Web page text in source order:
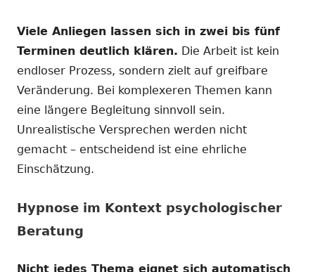
Viele Anliegen lassen sich in zwei bis fünf
Terminen deutlich klären. Die Arbeit ist kein
endloser Prozess, sondern zielt auf greifbare
Veränderung. Bei komplexeren Themen kann
eine längere Begleitung sinnvoll sein.
Unrealistische Versprechen werden nicht
gemacht – entscheidend ist eine ehrliche
Einschätzung.
Hypnose im Kontext psychologischer
Beratung
Nicht jedes Thema eignet sich automatisch